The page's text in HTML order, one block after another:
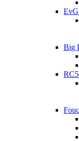
Big